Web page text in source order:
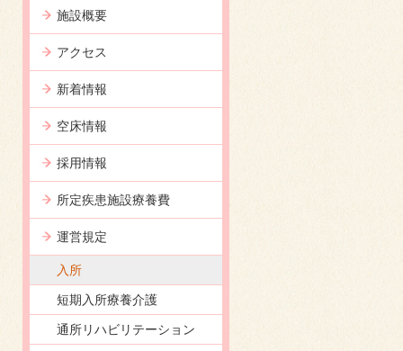
施設概要
アクセス
新着情報
空床情報
採用情報
所定疾患施設療養費
運営規定
入所
短期入所療養介護
通所リハビリテーション